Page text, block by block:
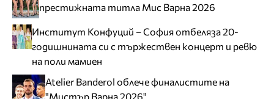
престижната титла Мис Варна 2026
Институт Конфуций – София отбеляза 20-
годишнината си с тържествен концерт и ревю
на поли мамиен
Atelier Banderol облече финалистите на
"Мистър Варна 2026"